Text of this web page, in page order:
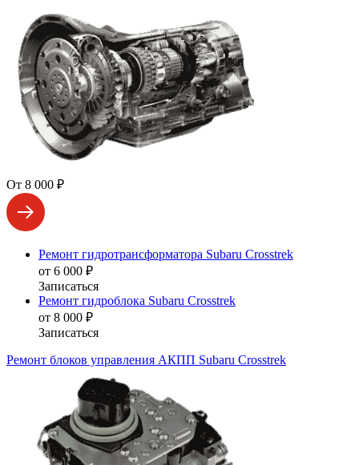
От 8 000 ₽
Ремонт гидротрансформатора Subaru Crosstrek
от 6 000 ₽
Записаться
Ремонт гидроблока Subaru Crosstrek
от 8 000 ₽
Записаться
Ремонт блоков управления АКПП Subaru Crosstrek